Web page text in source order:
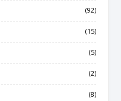
(92)
(15)
(5)
(2)
(8)